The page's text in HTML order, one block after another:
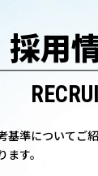
採用
基準についてご
す。